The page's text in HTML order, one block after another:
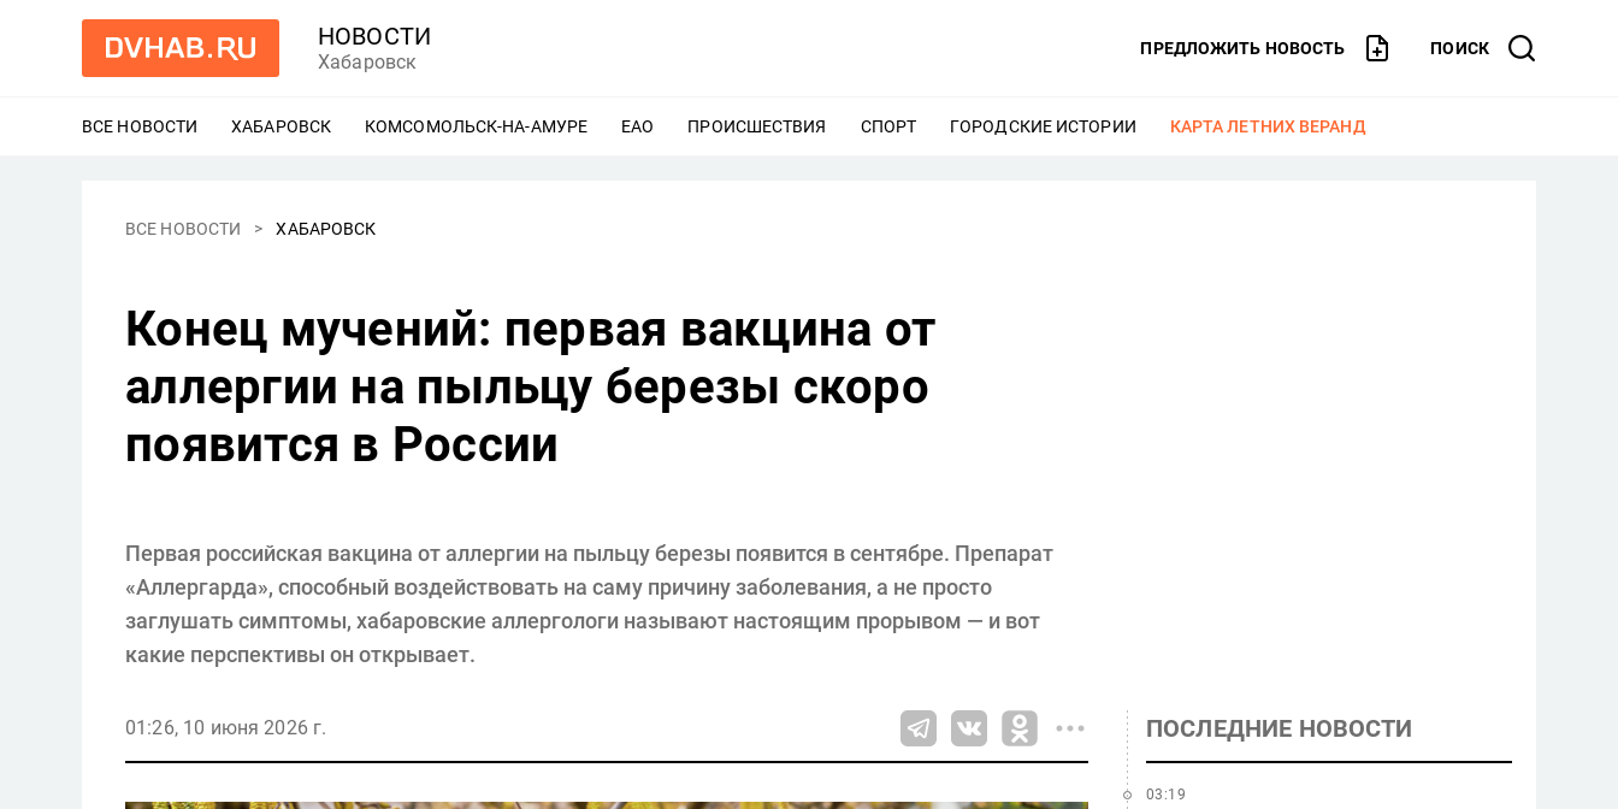
НОВОСТИ
Хабаровск
ПРЕДЛОЖИТЬ НОВОСТЬ ПОИСК
ВСЕ НОВОСТИ ХАБАРОВСК ЕЩЕ
КОМСОМОЛЬСК-НА-АМУРЕ ЕЩЕ
ЕАО ЕЩЕ
ПРОИСШЕСТВИЯ ЕЩЕ
СПОРТ ЕЩЕ
ГОРОДСКИЕ ИСТОРИИ ЕЩЕ
КАРТА ЛЕТНИХ ВЕРАНД
ВСЕ НОВОСТИ ХАБАРОВСК
Конец мучений: первая вакцина от
аллергии на пыльцу березы скоро
появится в России
Первая российская вакцина от аллергии на пыльцу березы появится в сентябре. Препарат
«Аллергарда», способный воздействовать на саму причину заболевания, а не просто
заглушать симптомы, хабаровские аллергологи называют настоящим прорывом — и вот
какие перспективы он открывает.
01:26, 10 июня 2026 г. ПОСЛЕДНИЕ НОВОСТИ
03:19